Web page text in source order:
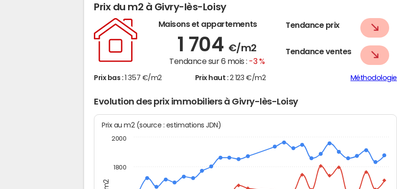
Prix du m2 à Givry-lès-Loisy
Maisons et appartements
1 704 €/m2
Tendance sur 6 mois : -3 %
Tendance prix
Tendance ventes
Prix bas : 1 357 €/m2 Prix haut : 2 123 €/m2 Méthodologie
Evolution des prix immobiliers à Givry-lès-Loisy
Prix au m2 (source : estimations JDN)
1800
2000